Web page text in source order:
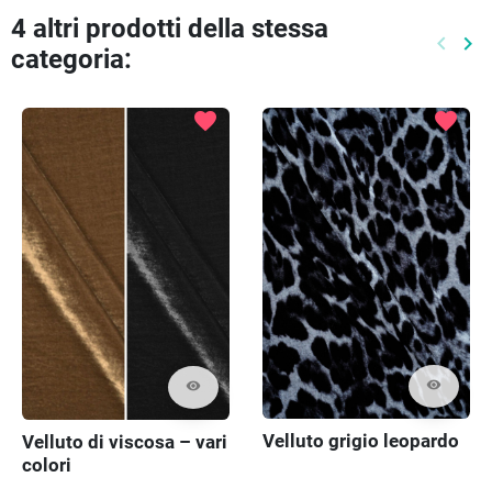
4 altri prodotti della stessa
categoria:
keyboard_arrow_left keyboard_arrow_right
visibility
favorite
Velluto di viscosa – vari
colori
visibility
favorite
Velluto grigio leopardo